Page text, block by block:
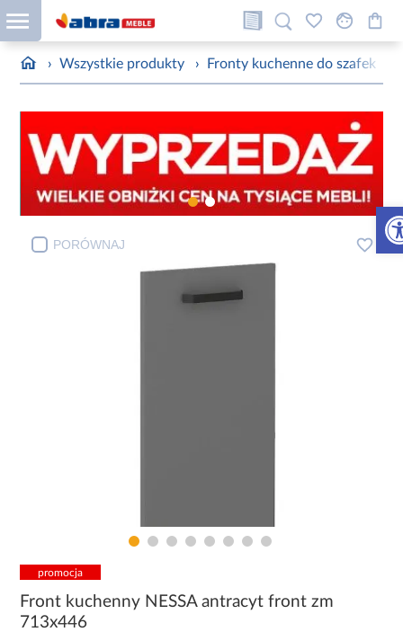
› Wszystkie produkty › Fronty kuchenne do szafek
PORÓWNAJ
promocja
Front kuchenny NESSA antracyt front zm
713x446